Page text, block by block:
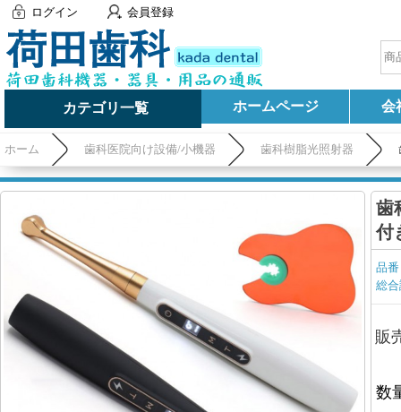
ログイン 会員登録
カテゴリ一覧 ホームページ 会
ホーム 歯科医院向け設備/小機器 歯科樹脂光照射器
歯
付
品
総
販
数